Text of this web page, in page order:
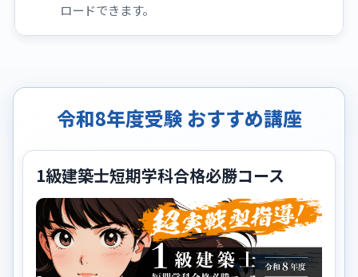
ロードできます。
令和8年度受験 おすすめ講座
1級建築士短期学科合格必勝コース